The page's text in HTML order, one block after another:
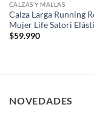
CALZAS Y MALLAS
Calza Larga Running
Mujer Life Satori
$59.990
NOVEDADES